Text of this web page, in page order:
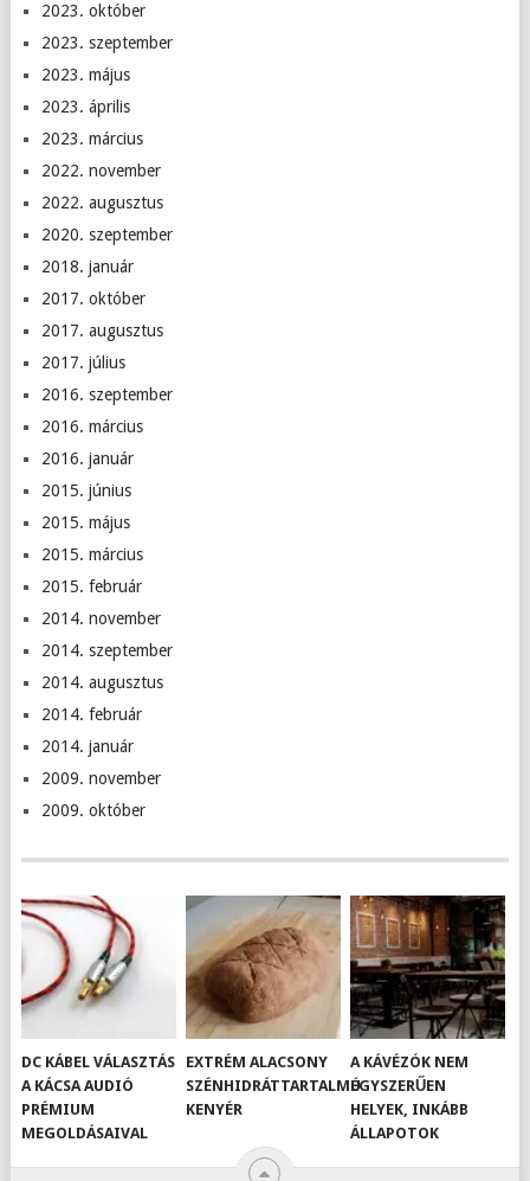
2023. október
2023. szeptember
2023. május
2023. április
2023. március
2022. november
2022. augusztus
2020. szeptember
2018. január
2017. október
2017. augusztus
2017. július
2016. szeptember
2016. március
2016. január
2015. június
2015. május
2015. március
2015. február
2014. november
2014. szeptember
2014. augusztus
2014. február
2014. január
2009. november
2009. október
DC KÁBEL VÁLASZTÁS
A KÁCSA AUDIÓ
PRÉMIUM
MEGOLDÁSAIVAL
EXTRÉM ALACSONY
SZÉNHIDRÁTTARTALMÚ
KENYÉR
A KÁVÉZÓK NEM
EGYSZERŰEN
HELYEK, INKÁBB
ÁLLAPOTOK